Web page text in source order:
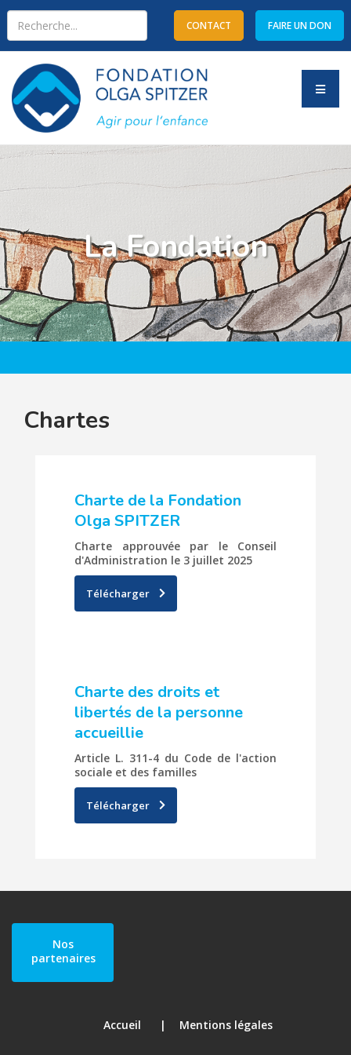
Type 2 or more characters
for results.
CONTACT FAIRE UN DON
La Fondation
Chartes
Charte de la Fondation
Olga SPITZER
Charte approuvée par le Conseil
d'Administration le 3 juillet 2025
Télécharger
Charte des droits et
libertés de la personne
accueillie
Article L. 311-4 du Code de l'action
sociale et des familles
Télécharger
Nos
partenaires
Accueil Mentions légales